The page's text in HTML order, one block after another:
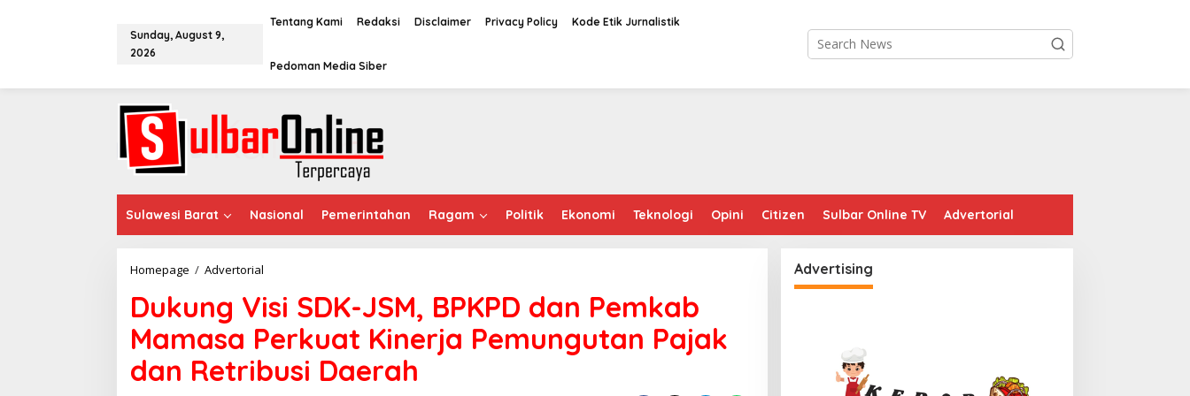
o
Sunday, August 9,
2026
Tentang Kami Redaksi Disclaimer Privacy Policy Kode Etik Jurnalistik
Pedoman Media Siber
Sulawesi Barat Nasional Pemerintahan Ragam Politik Ekonomi Teknologi Opini Citizen Sulbar Online TV Advertorial
Homepage / Advertorial
k
u
n
V
i
Dukung Visi SDK-JSM, BPKPD dan Pemkab
Mamasa Perkuat Kinerja Pemungutan Pajak
dan Retribusi Daerah
Advertising